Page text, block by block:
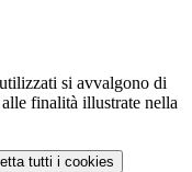
si avvalgono di
finalità illustrate nella
tutti i cookies